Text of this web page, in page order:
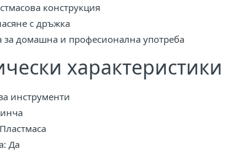
конструкция
с дръжка
домашна и професионална употреба
характеристики
инструменти
Да